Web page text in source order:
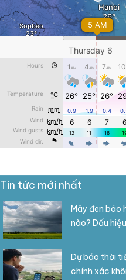
Tin tức mới nhất
Mây đen báo
nào? Dấu
Dự báo thời
chính xác